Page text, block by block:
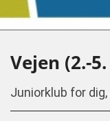
Vejen (2.-
Juniorklub for